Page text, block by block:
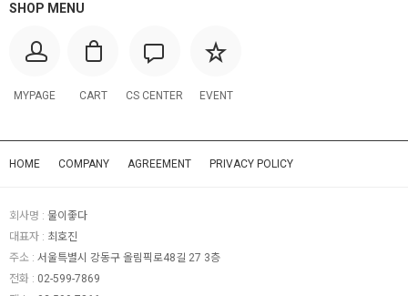
SHOP MENU
MYPAGE CART CS CENTER EVENT
HOME COMPANY AGREEMENT PRIVACY POLICY
회사명 : 물이좋다
대표자 : 최호진
주소 : 서울특별시 강동구 올림픽로48길 27 3층
전화 : 02-599-7869